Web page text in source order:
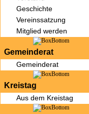
Geschichte
Vereinssatzung
Mitglied werden
Gemeinderat
Gemeinderat
Kreistag
Aus dem Kreistag